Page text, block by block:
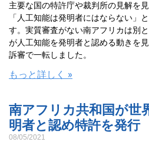
主要な国の特許庁や裁判所の見解を
「人工知能は発明者にはならない」
す。実質審査がない南アフリカは別
が人工知能を発明者と認める動きを
訴審で一転しました。
もっと詳しく »
南アフリカ共和国が世
明者と認め特許を発行
08/05/2021